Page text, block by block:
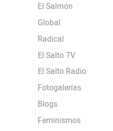
El Salmón
Global
Radical
El Salto TV
El Salto Radio
Fotogalerías
Blogs
Feminismos